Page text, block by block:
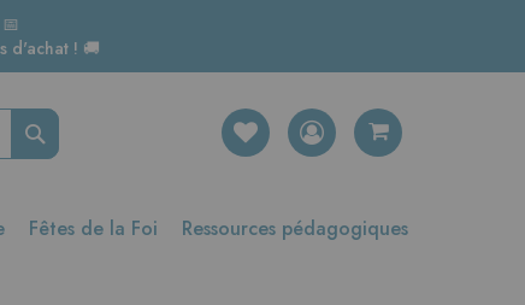
d'achat ! 🚚
Rechercher
Fêtes de la Foi Ressources pédagogiques